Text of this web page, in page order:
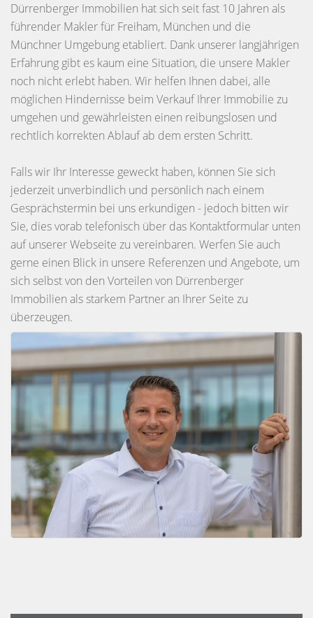
Dürrenberger Immobilien hat sich seit fast 10 Jahren als
führender Makler für Freiham, München und die
Münchner Umgebung etabliert. Dank unserer langjährigen
Erfahrung gibt es kaum eine Situation, die unsere Makler
noch nicht erlebt haben. Wir helfen Ihnen dabei, alle
möglichen Hindernisse beim Verkauf Ihrer Immobilie zu
umgehen und gewährleisten einen reibungslosen und
rechtlich korrekten Ablauf ab dem ersten Schritt.
Falls wir Ihr Interesse geweckt haben, können Sie sich
jederzeit unverbindlich und persönlich nach einem
Gesprächstermin bei uns erkundigen - jedoch bitten wir
Sie, dies vorab telefonisch über das Kontaktformular unten
auf unserer Webseite zu vereinbaren. Werfen Sie auch
gerne einen Blick in unsere Referenzen und Angebote, um
sich selbst von den Vorteilen von Dürrenberger
Immobilien als starkem Partner an Ihrer Seite zu
überzeugen.